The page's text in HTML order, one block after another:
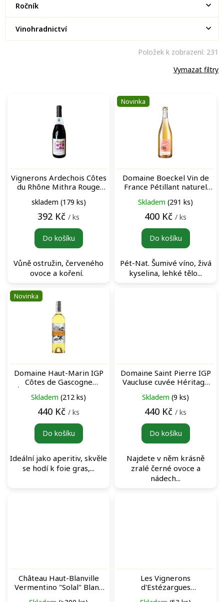
Ročník
Vinohradnictví
Vymazat filtry
Položek k zobrazení: 231
oVignerons Ardechois Côtes
du Rhône Mithra Rouge
skladem (179 ks)
392 Kč / ks
Do košíku
Vůně ostružin, červeného
ovoce a koření.
Novinka
Domaine Boeckel Vin de
France Pétillant naturel
Skladem (291 ks)
400 Kč / ks
Do košíku
Pét-Nat. Šumivé víno, živá
kyselina, lehké tělo...
Novinka
Domaine Haut-Marin IGP
Côtes de Gascogne
Blanc bílé víno
Skladem (212 ks)
440 Kč / ks
Do košíku
Ideální jako aperitiv, skvěle
se hodí k foie gras,...
Domaine Saint Pierre IGP
Vaucluse cuvée Héritage
Skladem (9 ks)
440 Kč / ks
Do košíku
Najdete v něm krásně
zralé černé ovoce a
nádech...
Château Haut-Blanville
Vermentino "Solal" Blanc
Les Vignerons
d'Estézargues